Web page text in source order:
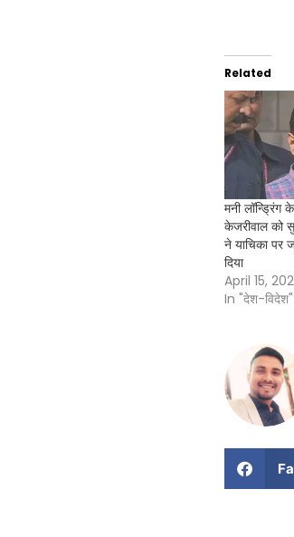
Related
मनी लॉन्ड्रिंग
केजरीवाल को
ने याचिका पर
दिया
April 15,
In "देश-विदेश"